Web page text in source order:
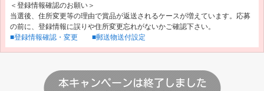
＜登録情報確認のお願い＞
当選後、住所変更等の理由で賞品が返送されるケースが増えています。応募
の前に、登録情報に誤りや住所変更忘れがないかご確認下さい。
■登録情報確認・変更
■郵送物送付設定